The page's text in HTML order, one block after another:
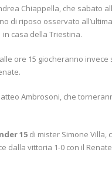
Chiappella, che sabato
di riposo osservato
casa della Triestina.
ore 15 giocheranno invece
Ambrosoni, che
15 di mister Simone Villa,
dalla vittoria 1-0 con il